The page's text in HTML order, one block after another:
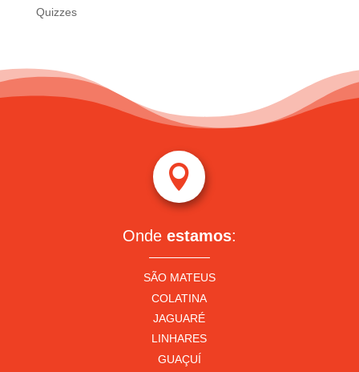
Quizzes

Onde estamos:
SÃO MATEUS
COLATINA
JAGUARÉ
LINHARES
GUAÇUÍ